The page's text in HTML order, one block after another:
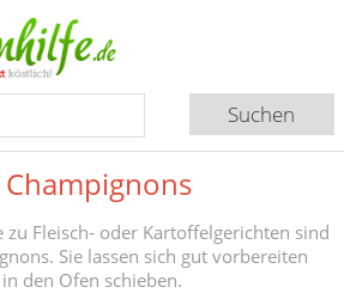
zu Fleisch- oder Kartoffelgerichten sind
Sie lassen sich gut vorbereiten
den Ofen schieben.